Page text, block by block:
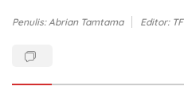
Penulis: Abrian Tamtama Editor: TF